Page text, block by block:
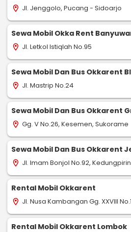
location_on Jl. Jenggolo, Pucang - Sidoarjo
Sewa Mobil Okka Rent
location_on Jl. Letkol Istiqlah No.95
Sewa Mobil Dan Bus Okkarent
location_on Jl. Mastrip No.24
Sewa Mobil Dan Bus Okkarent
location_on Gg. V No.26, Kesemen, Sukorame
Sewa Mobil Dan Bus Okkarent
location_on Jl. Imam Bonjol No.92,
Rental Mobil Okkarent
location_on Jl. Nusa Kambangan Gg. XXVIII No.1
Rental Mobil Okkarent Lombok